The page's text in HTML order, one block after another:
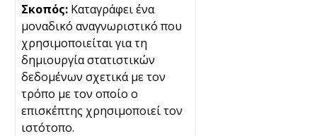
Καταγράφει ένα
μοναδικό αναγνωριστικό που
χρησιμοποιείται για τη
δημιουργία στατιστικών
δεδομένων σχετικά με τον
τρόπο με τον οποίο ο
επισκέπτης χρησιμοποιεί τον
ιστότοπο.